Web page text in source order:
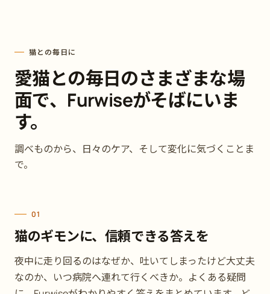
猫との毎日に
愛猫との毎日のさまざまな場
面で、Furwiseがそばにいま
す。
調べものから、日々のケア、そして変化に気づくことま
で。
01
猫のギモンに、信頼できる答えを
夜中に走り回るのはなぜか、吐いてしまったけど大丈夫
なのか、いつ病院へ連れて行くべきか。よくある疑問